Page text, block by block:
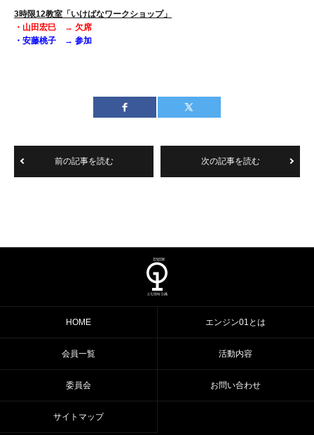
3時限12教室「いけばなワークショップ」
・山田宏巳 → 欠席
・安藤桃子 → 参加
前の記事を読む 次の記事を読む
HOME エンジン01とは
会員一覧 活動内容
委員会 お問い合わせ
サイトマップ